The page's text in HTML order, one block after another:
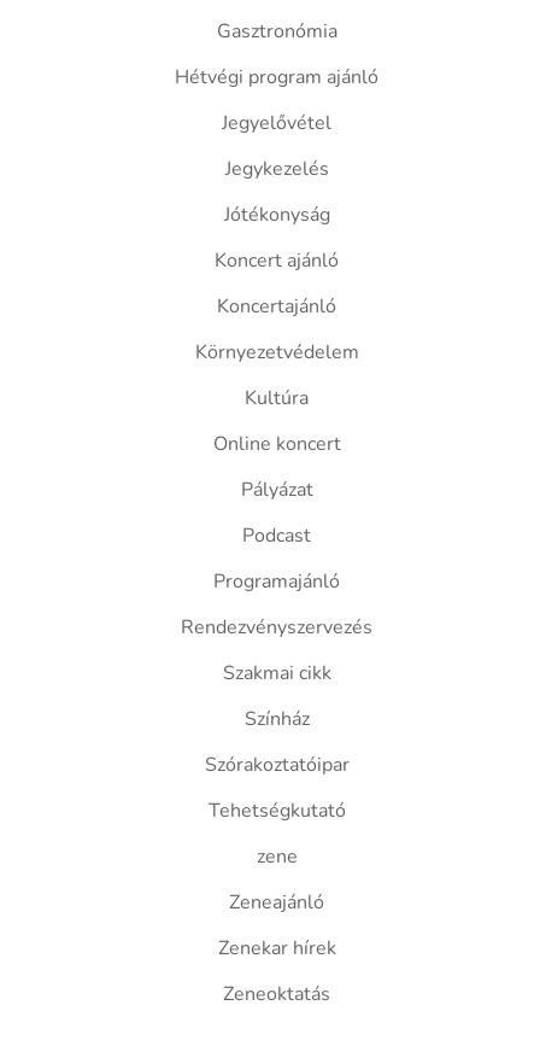
Gasztronómia
Hétvégi program ajánló
Jegyelővétel
Jegykezelés
Jótékonyság
Koncert ajánló
Koncertajánló
Környezetvédelem
Kultúra
Online koncert
Pályázat
Podcast
Programajánló
Rendezvényszervezés
Szakmai cikk
Színház
Szórakoztatóipar
Tehetségkutató
zene
Zeneajánló
Zenekar hírek
Zeneoktatás